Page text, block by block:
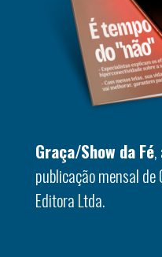
Graça/Show da Fé,
publicação mensal
Editora Ltda.